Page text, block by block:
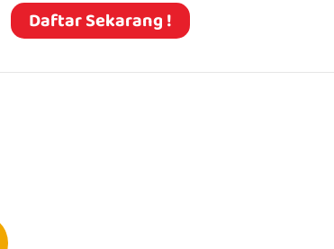
Daftar Sekarang !